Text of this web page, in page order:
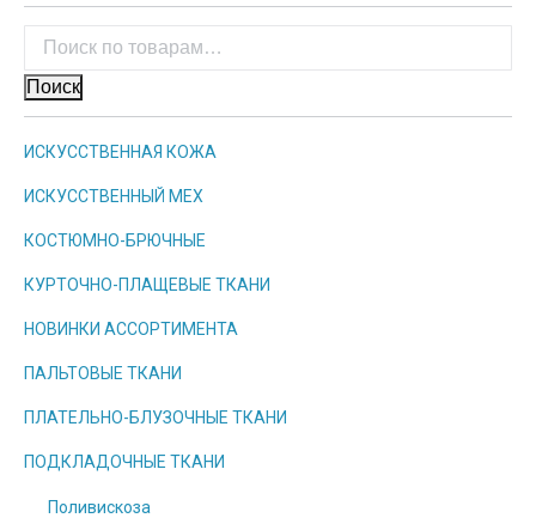
Поиск
ИСКУССТВЕННАЯ КОЖА
ИСКУССТВЕННЫЙ МЕХ
КОСТЮМНО-БРЮЧНЫЕ
КУРТОЧНО-ПЛАЩЕВЫЕ ТКАНИ
НОВИНКИ АССОРТИМЕНТА
ПАЛЬТОВЫЕ ТКАНИ
ПЛАТЕЛЬНО-БЛУЗОЧНЫЕ ТКАНИ
ПОДКЛАДОЧНЫЕ ТКАНИ
Поливискоза